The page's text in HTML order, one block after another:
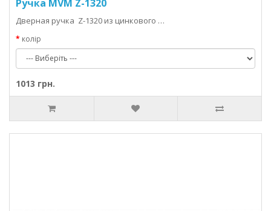
Ручка MVM Z-1320
Дверная ручка Z-1320 из цинкового …
колір
1013 грн.